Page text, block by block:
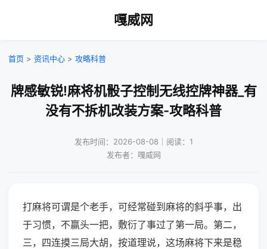
嘎威网
首页 > 资讯中心 > 攻略科普
牌感敏锐!麻将机骰子控制无线控牌神器_有
没有不拆机改装方案-攻略科普
发布时间：2026-08-08｜阅读：1
发布者：嘎威网
打麻将可谓是个老手，可经常碰到麻将的斜乎事，出
于习惯，不赢头一把，敷衍了事过了第一局。第二，
三，四连摸三局大胡，按道理说，这场麻将下来是稳